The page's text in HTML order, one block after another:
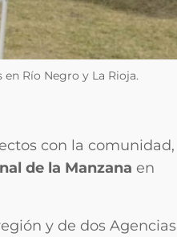
Río Negro y La Rioja.
con la comunidad,
de la Manzana en
y de dos Agencias